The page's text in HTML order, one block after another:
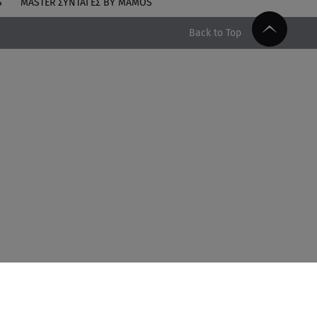
MASTER ΣΥΝΤΑΓΈΣ BY MAMOS
Back to Top